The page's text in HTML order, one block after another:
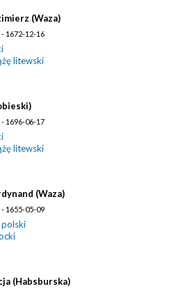
(Waza)
1672-12-16
litewski
1696-06-17
litewski
(Waza)
1655-05-09
(Habsburska)